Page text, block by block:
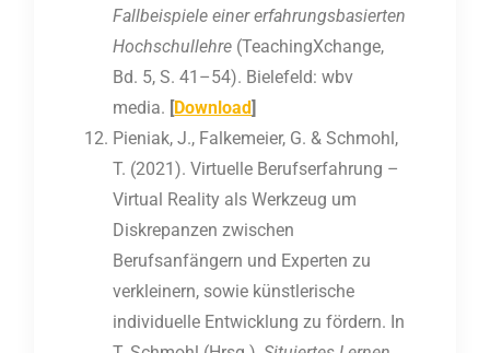
Fallbeispiele einer erfahrungsbasierten
Hochschullehre (TeachingXchange,
Bd. 5, S. 41–54). Bielefeld: wbv
media. [Download]
Pieniak, J., Falkemeier, G. & Schmohl,
T. (2021). Virtuelle Berufserfahrung –
Virtual Reality als Werkzeug um
Diskrepanzen zwischen
Berufsanfängern und Experten zu
verkleinern, sowie künstlerische
individuelle Entwicklung zu fördern. In